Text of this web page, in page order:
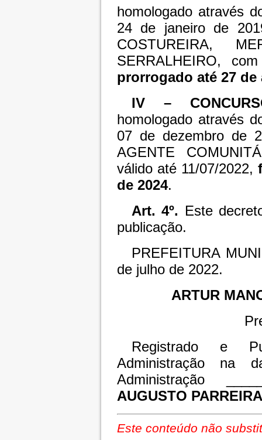
homologado através
24 de janeiro de
COSTUREIRA,
SERRALHEIRO,
prorrogado até 27 de
IV –
homologado através
07 de dezembro de
AGENTE
válido até 11/07/2022,
de 2024.
Art. 4º. Este
publicação.
PREFEITURA
de julho de 2022.
ARTUR
Registrado e
Administração na
Administração
AUGUSTO
Este conteúdo não